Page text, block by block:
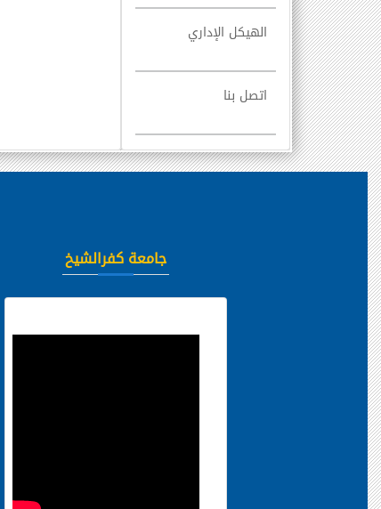
الهيكل الإداري
اتصل بنا
جامعة كفرالشيخ